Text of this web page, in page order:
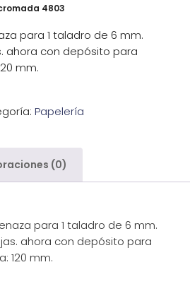
4803
para 1 taladro de 6 mm.
ahora con depósito para
mm.
Papelería
(0)
para 1 taladro de 6 mm.
ahora con depósito para
120 mm.